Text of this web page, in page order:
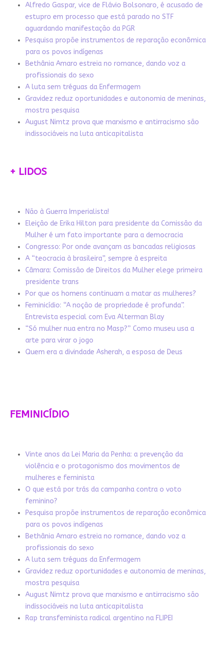
Alfredo Gaspar, vice de Flávio Bolsonaro, é acusado de
estupro em processo que está parado no STF
aguardando manifestação da PGR
Pesquisa propõe instrumentos de reparação econômica
para os povos indígenas
Bethânia Amaro estreia no romance, dando voz a
profissionais do sexo
A luta sem tréguas da Enfermagem
Gravidez reduz oportunidades e autonomia de meninas,
mostra pesquisa
August Nimtz prova que marxismo e antirracismo são
indissociáveis na luta anticapitalista
+ LIDOS
Não à Guerra Imperialista!
Eleição de Erika Hilton para presidente da Comissão da
Mulher é um fato importante para a democracia
Congresso: Por onde avançam as bancadas religiosas
A “teocracia à brasileira”, sempre à espreita
Câmara: Comissão de Direitos da Mulher elege primeira
presidente trans
Por que os homens continuam a matar as mulheres?
Feminicídio: “A noção de propriedade é profunda”.
Entrevista especial com Eva Alterman Blay
“Só mulher nua entra no Masp?” Como museu usa a
arte para virar o jogo
Quem era a divindade Asherah, a esposa de Deus
FEMINICÍDIO
Vinte anos da Lei Maria da Penha: a prevenção da
violência e o protagonismo dos movimentos de
mulheres e feminista
O que está por trás da campanha contra o voto
feminino?
Pesquisa propõe instrumentos de reparação econômica
para os povos indígenas
Bethânia Amaro estreia no romance, dando voz a
profissionais do sexo
A luta sem tréguas da Enfermagem
Gravidez reduz oportunidades e autonomia de meninas,
mostra pesquisa
August Nimtz prova que marxismo e antirracismo são
indissociáveis na luta anticapitalista
Rap transfeminista radical argentino na FLIPEI